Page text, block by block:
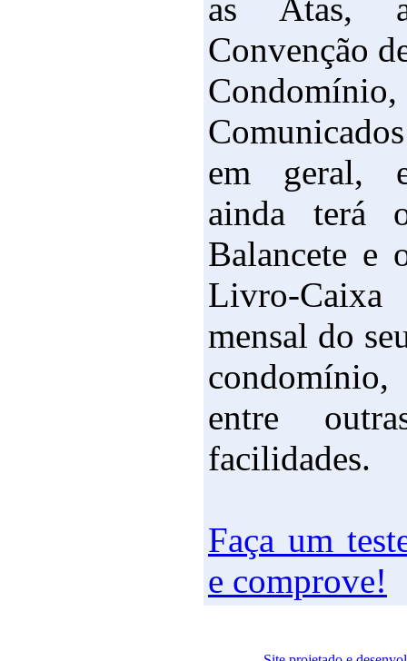
as Atas,
Convenção
Condomínio,
Comunicados
em geral,
ainda terá
Balancete e
Livro-Caixa
mensal do
condomínio,
entre
facilidades.
Faça um
e comprove!